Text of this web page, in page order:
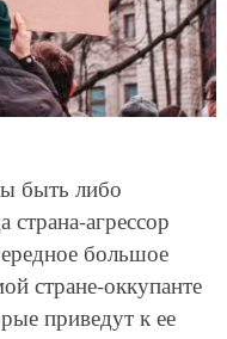
быть либо
агрессор
большое
стране-оккупанте
приведут к ее